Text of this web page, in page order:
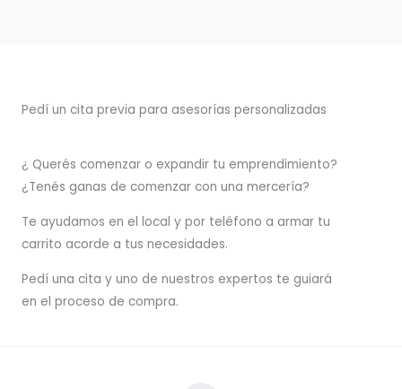
Pedí un cita previa para asesorías personalizadas
¿ Querés comenzar o expandir tu emprendimiento?
¿Tenés ganas de comenzar con una mercería?
Te ayudamos en el local y por teléfono a armar tu
carrito acorde a tus necesidades.
Pedí una cita y uno de nuestros expertos te guiará
en el proceso de compra.